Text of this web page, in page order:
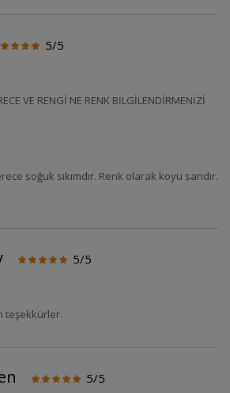
5/5
VE RENGİ NE RENK BİLGİLENDİRMENİZİ
soğuk sıkımdır. Renk olarak koyu sarıdır.
5/5
teşekkürler.
5/5